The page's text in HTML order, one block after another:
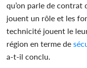
qu’on parle de contrat
jouent un rôle et les
technicité jouent le
région en terme de
a-t-il conclu.